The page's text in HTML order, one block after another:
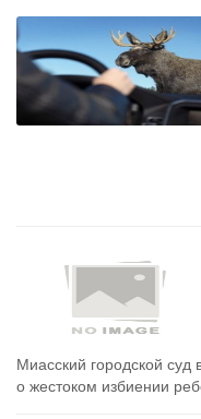
Миасский городской суд
о жестоком избиении